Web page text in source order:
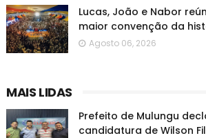
Lucas, João e Nabor
maior convenção da
Agosto 06, 2026
MAIS LIDAS
Prefeito de Mulungu
candidatura de Wilson